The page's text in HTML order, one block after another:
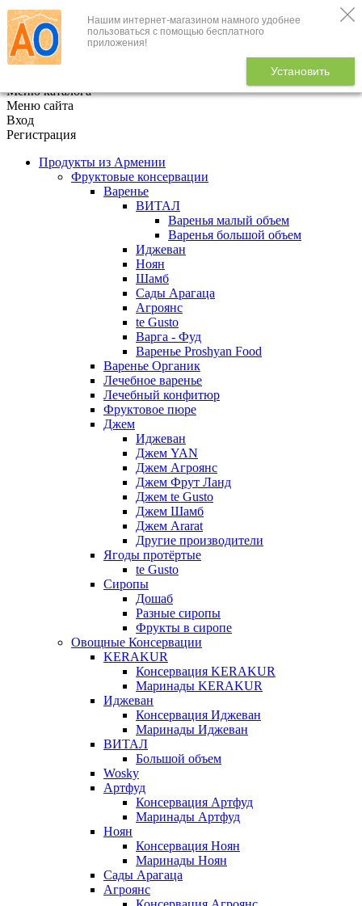
Нашим интернет-магазином намного удобнее
пользоваться с помощью бесплатного
приложения!
Установить
+7 (495) 646-888-1
В корзине
Меню каталога
Меню сайта
Вход
Регистрация
Продукты из Армении
Фруктовые консервации
Варенье
ВИТАЛ
Варенья малый объем
Варенья большой объем
Иджеван
Ноян
Шамб
Сады Арагаца
Агроянс
te Gusto
Варга - Фуд
Варенье Proshyan Food
Варенье Органик
Лечебное варенье
Лечебный конфитюр
Фруктовое пюре
Джем
Иджеван
Джем YAN
Джем Агроянс
Джем Фрут Ланд
Джем te Gusto
Джем Шамб
Джем Ararat
Другие производители
Ягоды протёртые
te Gusto
Сиропы
Дошаб
Разные сиропы
Фрукты в сиропе
Овощные Консервации
KERAKUR
Консервация KERAKUR
Маринады KERAKUR
Иджеван
Консервация Иджеван
Маринады Иджеван
ВИТАЛ
Большой объем
Wosky
Артфуд
Консервация Артфуд
Маринады Артфуд
Ноян
Консервация Ноян
Маринады Ноян
Сады Арагаца
Агроянс